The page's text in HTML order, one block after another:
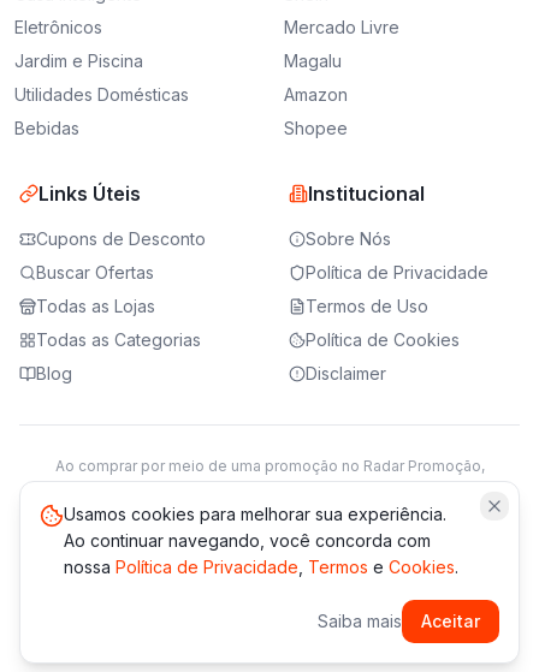
Eletrônicos
Jardim e Piscina
Utilidades Domésticas
Bebidas
Mercado Livre
Magalu
Amazon
Shopee
Links Úteis
Cupons de Desconto
Buscar Ofertas
Todas as Lojas
Todas as Categorias
Blog
Institucional
Sobre Nós
Política de Privacidade
Termos de Uso
Política de Cookies
Disclaimer
Ao comprar por meio de uma promoção no Radar Promoção,
Saiba mais
*Os preços e disponibilidade podem variar. Verifique sempre
Usamos cookies para melhorar sua experiência.
Ao continuar navegando, você concorda com
nossa Política de Privacidade Termos e Cookies.
Saiba mais Aceitar